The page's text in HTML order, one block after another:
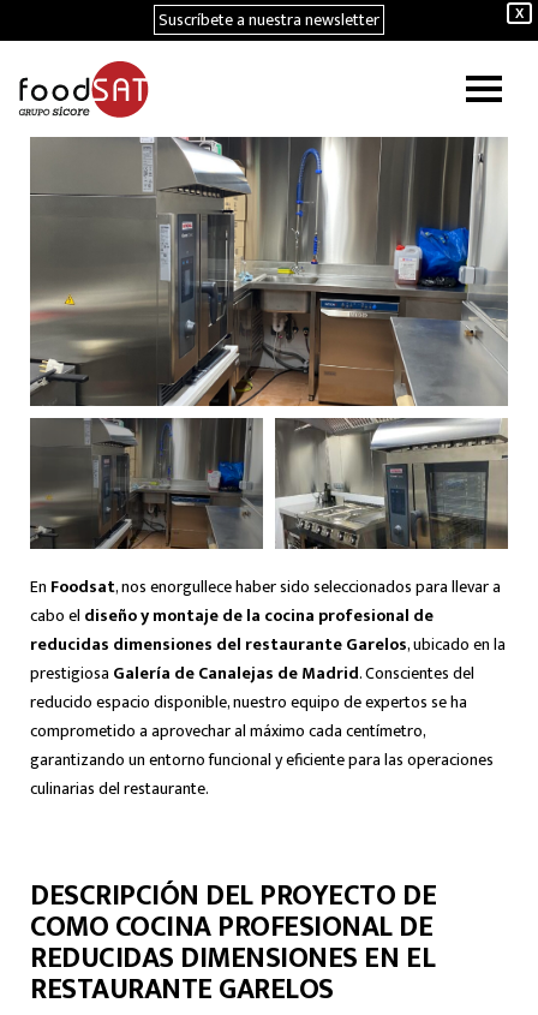
X
Suscríbete a nuestra newsletter
En Foodsat, nos enorgullece haber sido seleccionados para llevar a
cabo el diseño y montaje de la cocina profesional de
reducidas dimensiones del restaurante Garelos, ubicado en la
prestigiosa Galería de Canalejas de Madrid. Conscientes del
reducido espacio disponible, nuestro equipo de expertos se ha
comprometido a aprovechar al máximo cada centímetro,
garantizando un entorno funcional y eficiente para las operaciones
culinarias del restaurante.
DESCRIPCIÓN DEL PROYECTO DE
COMO COCINA PROFESIONAL DE
REDUCIDAS DIMENSIONES EN EL
RESTAURANTE GARELOS